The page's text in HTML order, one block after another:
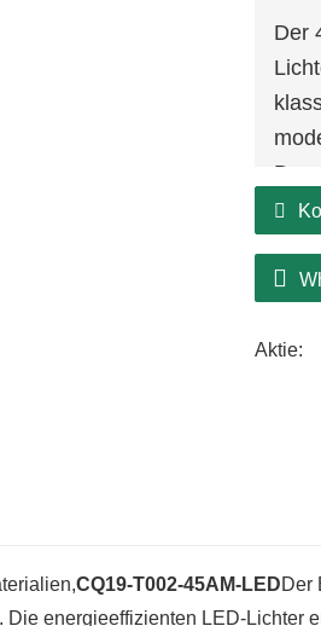
Der
Das
den
Aktie:
CQ19-T002-45AM-LEDDer
energieeffizienten LED-Lichter